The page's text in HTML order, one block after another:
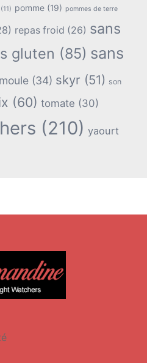
(11) pomme (19) pommes de terre
repas froid (26) sans
gluten (85) sans
(34) skyr (51) son
(60) tomate (30)
(210) yaourt